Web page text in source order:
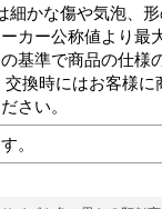
細かな傷や気泡、
カー公称値より最
基準で商品の仕様
換時にはお客様
さい。
。